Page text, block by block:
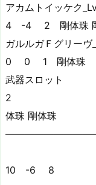
アカムトイ
4 -4 2 剛体珠
ガルルガＦ
0 0 1 剛体珠
武器スロット
2
体珠 剛体珠
計
10 -6 8